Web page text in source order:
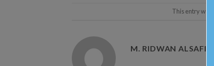
This entry was
M. RIDWAN ALSAFIR